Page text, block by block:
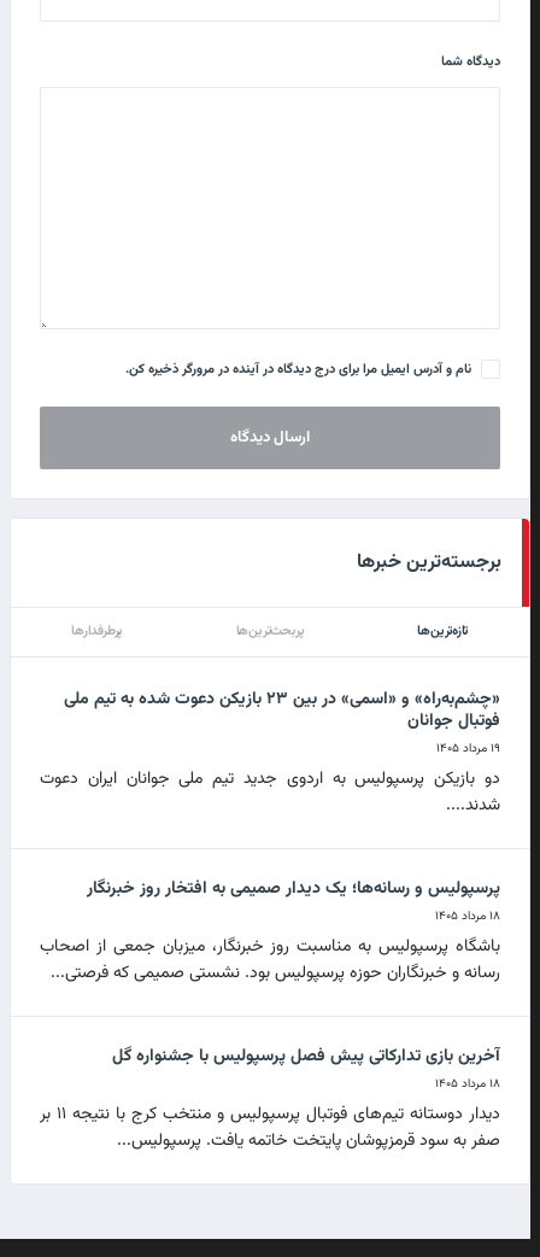
دیدگاه شما
نام و آدرس ایمیل مرا برای درج دیدگاه در آینده در مرورگر ذخیره کن.
برجسته‌ترین خبرها
تازه‌ترین‌ها پربحث‌ترین‌ها پرطرفدارها
«چشم‌به‌راه» و «اسمی» در بین ۲۳ بازیکن دعوت شده به تیم ملی
فوتبال جوانان
۱۹ مرداد ۱۴۰۵
دو بازیکن پرسپولیس به اردوی جدید تیم ملی جوانان ایران دعوت
شدند....
پرسپولیس و رسانه‌ها؛ یک دیدار صمیمی به افتخار روز خبرنگار
۱۸ مرداد ۱۴۰۵
باشگاه پرسپولیس به مناسبت روز خبرنگار، میزبان جمعی از اصحاب
رسانه و خبرنگاران حوزه پرسپولیس بود. نشستی صمیمی که فرصتی...
آخرین بازی تدارکاتی پیش فصل پرسپولیس با جشنواره گل
۱۸ مرداد ۱۴۰۵
دیدار دوستانه تیم‌های فوتبال پرسپولیس و منتخب کرج با نتیجه ۱۱ بر
صفر به سود قرمزپوشان پایتخت خاتمه یافت. پرسپولیس...